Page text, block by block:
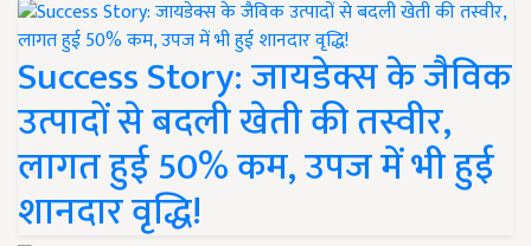
Success Story: जायडेक्स के जैविक
उत्पादों से बदली खेती की तस्वीर,
लागत हुई 50% कम, उपज में भी हुई
शानदार वृद्धि!